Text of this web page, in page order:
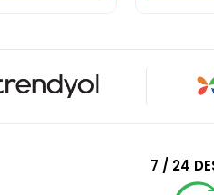
7 / 24